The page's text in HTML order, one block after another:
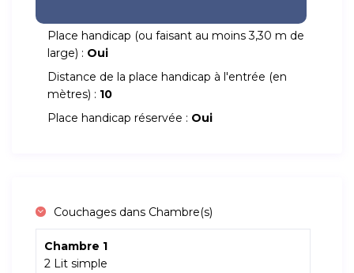
Place handicap (ou faisant au moins 3,30 m de
large) : Oui
Distance de la place handicap à l'entrée (en
mètres) : 10
Place handicap réservée : Oui
Couchages dans Chambre(s)
Chambre 1
2 Lit simple